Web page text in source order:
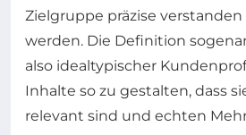
Zielgruppe präzise
werden. Die Definition
also idealtypischer
Inhalte so zu gestalten, dass
relevant sind und echten